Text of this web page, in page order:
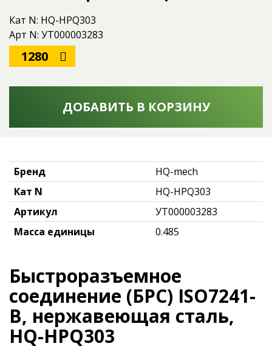
Кат N: HQ-HPQ303
Арт N: УТ000003283
1280
ДОБАВИТЬ В КОРЗИНУ
Бренд
HQ-mech
Кат N
HQ-HPQ303
Артикул
УТ000003283
Масса единицы
0.485
Быстроразъемное
соединение (БРС) ISO7241-
B, нержавеющая сталь,
HQ-HPQ303